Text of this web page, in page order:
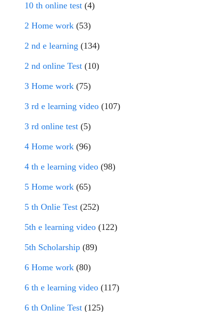
10 th online test (4)
2 Home work (53)
2 nd e learning (134)
2 nd online Test (10)
3 Home work (75)
3 rd e learning video (107)
3 rd online test (5)
4 Home work (96)
4 th e learning video (98)
5 Home work (65)
5 th Onlie Test (252)
5th e learning video (122)
5th Scholarship (89)
6 Home work (80)
6 th e learning video (117)
6 th Online Test (125)